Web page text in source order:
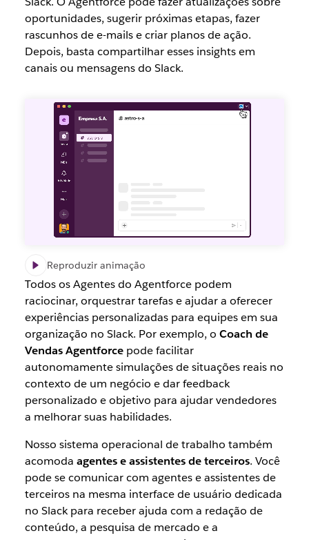
oportunidades, sugerir próximas etapas, fazer
rascunhos de e-mails e criar planos de ação.
Depois, basta compartilhar esses insights em
canais ou mensagens do Slack.
Reproduzir animação
Todos os Agentes do Agentforce podem
raciocinar, orquestrar tarefas e ajudar a oferecer
experiências personalizadas para equipes em sua
organização no Slack. Por exemplo, o Coach de
Vendas Agentforcepode facilitar
autonomamente simulações de situações reais no
contexto de um negócio e dar feedback
personalizado e objetivo para ajudar vendedores
a melhorar suas habilidades.
Nosso sistema operacional de trabalho também
acomoda agentes e assistentes de terceiros. Você
pode se comunicar com agentes e assistentes de
terceiros na mesma interface de usuário dedicada
no Slack para receber ajuda com a redação de
conteúdo, a pesquisa de mercado e a